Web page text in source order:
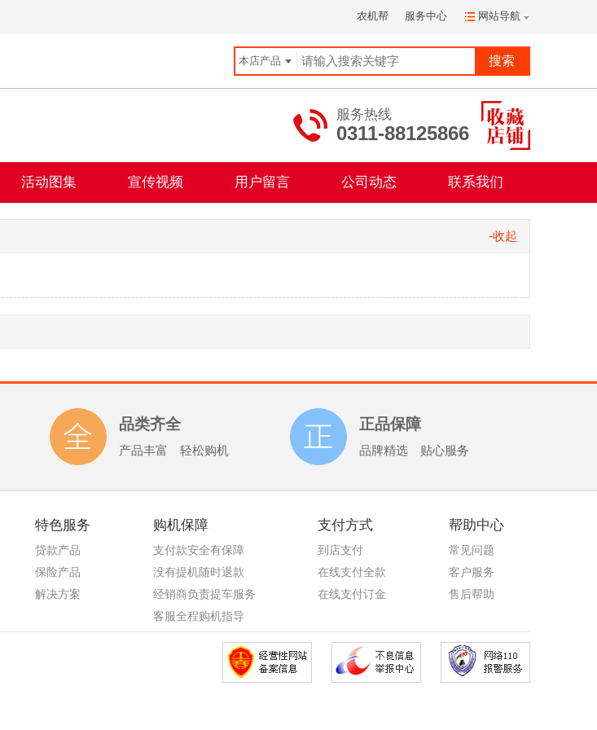
农机帮 服务中心 网站导航
本店产品
服务热线
0311-88125866
活动图集 宣传视频 用户留言 公司动态 联系我们
-收起
品类齐全
产品丰富 轻松购机
正品保障
品牌精选 贴心服务
特色服务
贷款产品
保险产品
解决方案
购机保障
支付款安全有保障
没有提机随时退款
经销商负责提车服务
客服全程购机指导
支付方式
到店支付
在线支付全款
在线支付订金
帮助中心
常见问题
客户服务
售后帮助